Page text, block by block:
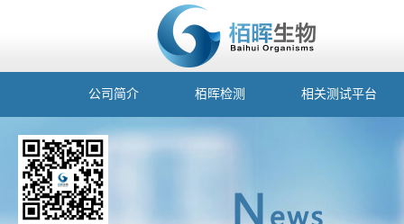
公司简介 栢晖检测 相关测试平台